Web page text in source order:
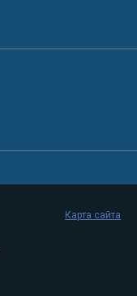
Карта сайта